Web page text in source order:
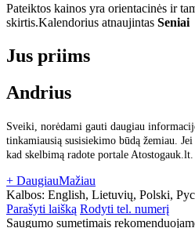
Pateiktos kainos yra orientacinės ir
skirtis.Kalendorius atnaujintas Seniai
Jus priims
Andrius
Sveiki, norėdami gauti daugiau
tinkamiausią susisiekimo būdą žemiau.
kad skelbimą radote portale Atostogauk.lt.
+ DaugiauMažiau
Kalbos: English, Lietuvių, Polski,
Parašyti laišką Rodyti tel. numerį
Saugumo sumetimais